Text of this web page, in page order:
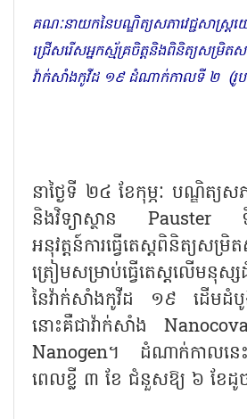
គណៈនាយកនៃបណ្ឌិត្យសភាវេជ្ជសាស្ត្រ
ជ្រើសរើសអ្នកស្ម័គ្រចិត្តនិងពិនិត្យសម្រិត
វ៉ាក់សាំងកូវីដ ១៩ ដំណាក់កាលទី ២ (រូ
នាថ្ងៃទី ២៤ ខែកុម្ភៈ បណ្ឌិត្យសភ
និងវិទ្យាស្ថាន Pauster
អនុវត្តន៍ការធ្វើតេស្តពិនិត្យ
ត្រៀមសម្រាប់ធ្វើតេស្តលើម
នៃវ៉ាក់សាំងកូវីដ ១៩ ដើមដំ
នោះគឺជាវ៉ាក់សាំង
Nanogen។ ដំណាក់កាលនេះ
ពេលខ្លី ៣ ខែ ជំនួសឱ្យ ៦ ខែដូច